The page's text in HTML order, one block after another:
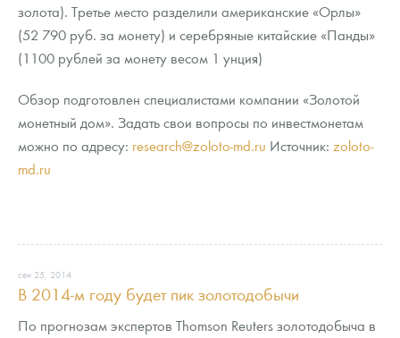
золота). Третье место разделили американские «Орлы»
(52 790 руб. за монету) и серебряные китайские «Панды»
(1100 рублей за монету весом 1 унция)
Обзор подготовлен специалистами компании «Золотой
монетный дом». Задать свои вопросы по инвестмонетам
можно по адресу: research@zoloto-md.ru Источник: zoloto-
md.ru
сен 25, 2014
В 2014-м году будет пик золотодобычи
По прогнозам экспертов Thomson Reuters золотодобыча в